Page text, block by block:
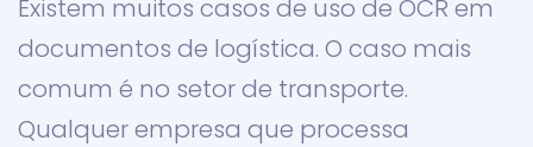
Existem muitos casos de uso de OCR em
documentos de logística. O caso mais
comum é no setor de transporte.
Qualquer empresa que processa